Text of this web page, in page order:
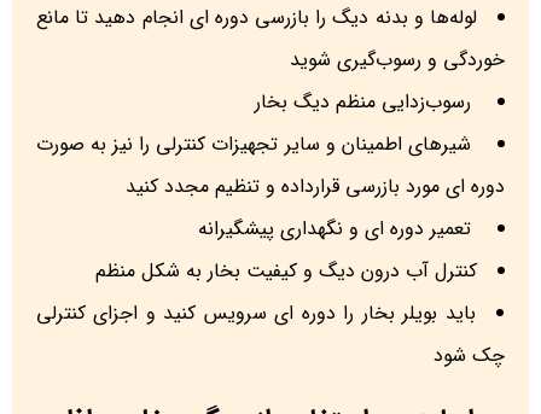
لوله‌ها و بدنه دیگ را بازرسی دوره ای انجام دهید تا مانع
خوردگی و رسوب‌گیری شوید
رسوب‌زدایی منظم دیگ بخار
شیرهای اطمینان و سایر تجهیزات کنترلی را نیز به صورت
دوره ای مورد بازرسی قرارداده و تنظیم مجدد کنید
تعمیر دوره ای و نگهداری پیشگیرانه
کنترل آب درون دیگ و کیفیت بخار به شکل منظم
باید بویلر بخار را دوره ای سرویس کنید و اجزای کنترلی
چک شود